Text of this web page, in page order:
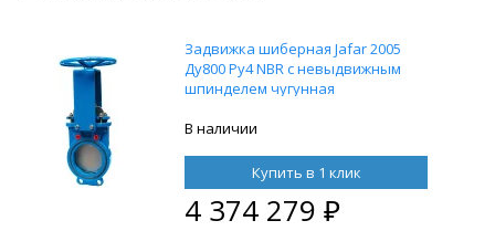
Задвижка шиберная Jafar 2005
Ду800 Ру4 NBR с невыдвижным
шпинделем чугунная
В наличии
Купить в 1 клик
4 374 279 ₽